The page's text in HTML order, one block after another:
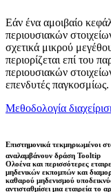
Εάν ένα αμοιβαίο
περιουσιακών
σχετικά μικρού
περιορίζεται επί του
περιουσιακών
επενδυτές
Μεθοδολογία
Επιστημονικά τεκμηριωμένοι
αναλαμβάνουν δράση Tooltip
Ολοένα και περισσότερες
μηδενικών εκπομπών και
καθαρού μηδενισμού
αντισταθμίσει μια εταιρεία